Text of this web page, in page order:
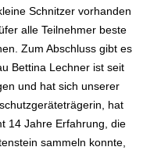
Schnitzer vorhanden
alle Teilnehmer beste
Zum Abschluss gibt es
Bettina Lechner ist seit
und hat sich unserer
hat
14 Jahre Erfahrung, die
sammeln konnte,